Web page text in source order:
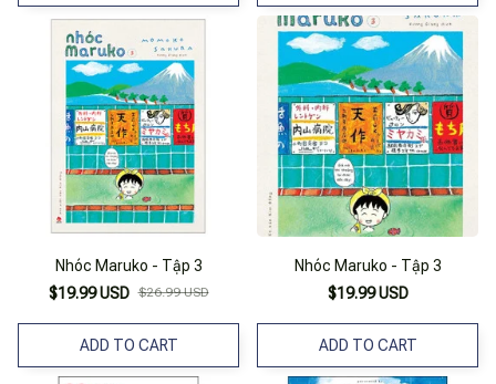
Nhóc Maruko - Tập 3
$19.99 USD $26.99 USD
ADD TO CART
Nhóc Maruko - Tập 3
$19.99 USD
ADD TO CART